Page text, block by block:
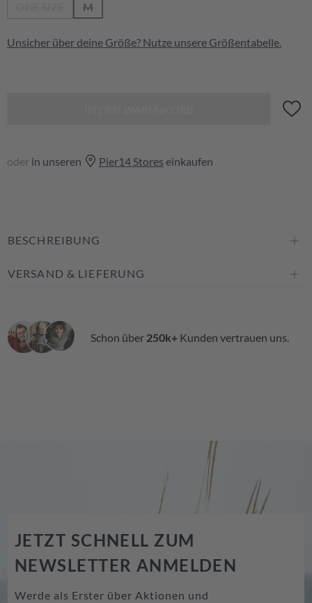
(Diese Option ist zurzeit nicht verfügbar.)
M
(Diese Option ist zurzeit nicht verfügbar.)
Unsicher über deine Größe? Nutze unsere Größentabelle.
oder in unseren Pier14 Stores einkaufen
BESCHREIBUNG
VERSAND & LIEFERUNG
Schon über 250k+ Kunden vertrauen uns.
JETZT SCHNELL ZUM
NEWSLETTER ANMELDEN
Werde als Erster über Aktionen und